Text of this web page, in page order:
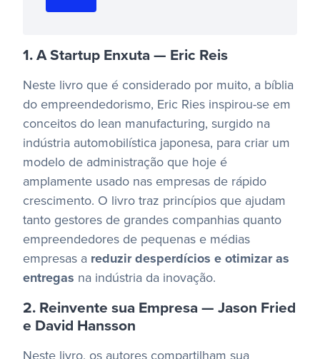
1. A Startup Enxuta — Eric Reis
Neste livro que é considerado por muito, a bíblia
do empreendedorismo, Eric Ries inspirou-se em
conceitos do lean manufacturing, surgido na
indústria automobilística japonesa, para criar um
modelo de administração que hoje é
amplamente usado nas empresas de rápido
crescimento. O livro traz princípios que ajudam
tanto gestores de grandes companhias quanto
empreendedores de pequenas e médias
empresas a reduzir desperdícios e otimizar as
entregas na indústria da inovação.
2. Reinvente sua Empresa — Jason Fried
e David Hansson
Neste livro, os autores compartilham sua